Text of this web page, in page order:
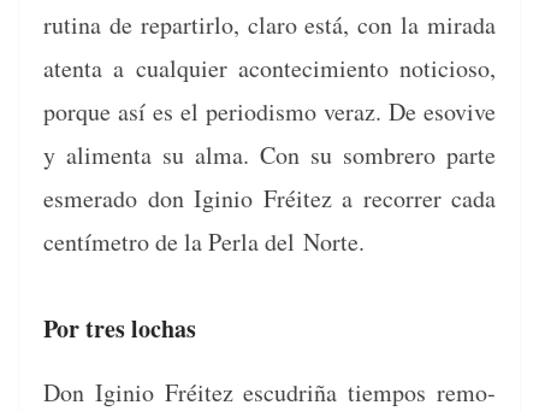
ruti­na de repar­tir­lo, claro está, con la mira­da
aten­ta a cualquier acon­tec­imien­to noti­cioso,
porque así es el peri­odis­mo ver­az. De eso­vive
y ali­men­ta su alma. Con su som­brero parte
esmer­a­do don Iginio Fréitez a recor­rer cada
cen­tímetro de la Per­la del Norte.
Por tres lochas
Don Iginio Fréitez escu­d­riña tiem­pos remo­